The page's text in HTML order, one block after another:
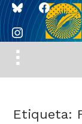
blueskyfacebook
instagram
Toggle
sidebar
Etiqueta: